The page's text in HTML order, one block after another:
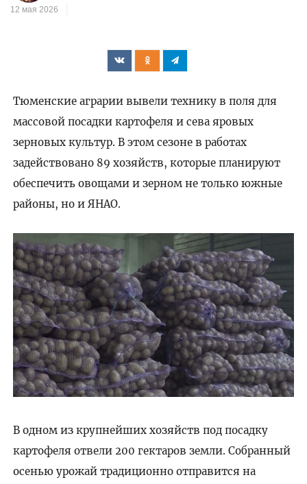
12 мая 2026
Тюменские аграрии вывели технику в поля для
массовой посадки картофеля и сева яровых
зерновых культур. В этом сезоне в работах
задействовано 89 хозяйств, которые планируют
обеспечить овощами и зерном не только южные
районы, но и ЯНАО.
В одном из крупнейших хозяйств под посадку
картофеля отвели 200 гектаров земли. Собранный
осенью урожай традиционно отправится на